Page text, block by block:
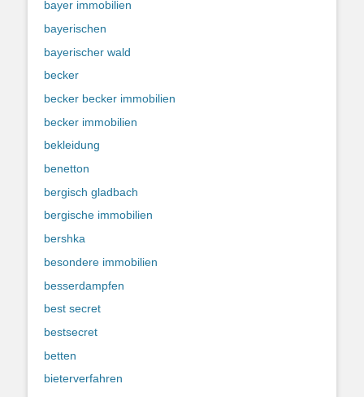
bayer immobilien
bayerischen
bayerischer wald
becker
becker becker immobilien
becker immobilien
bekleidung
benetton
bergisch gladbach
bergische immobilien
bershka
besondere immobilien
besserdampfen
best secret
bestsecret
betten
bieterverfahren